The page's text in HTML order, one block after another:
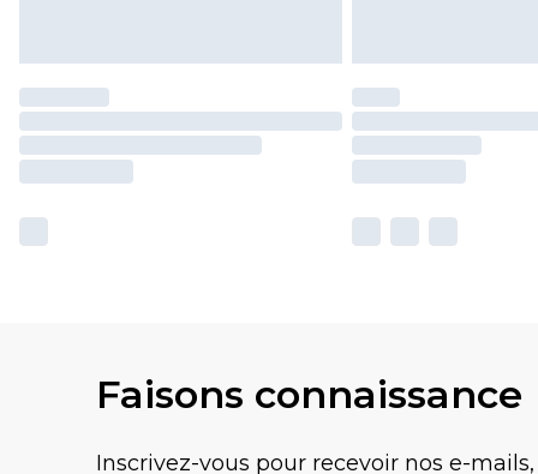
Faisons connaissance
Inscrivez-vous pour recevoir nos e-